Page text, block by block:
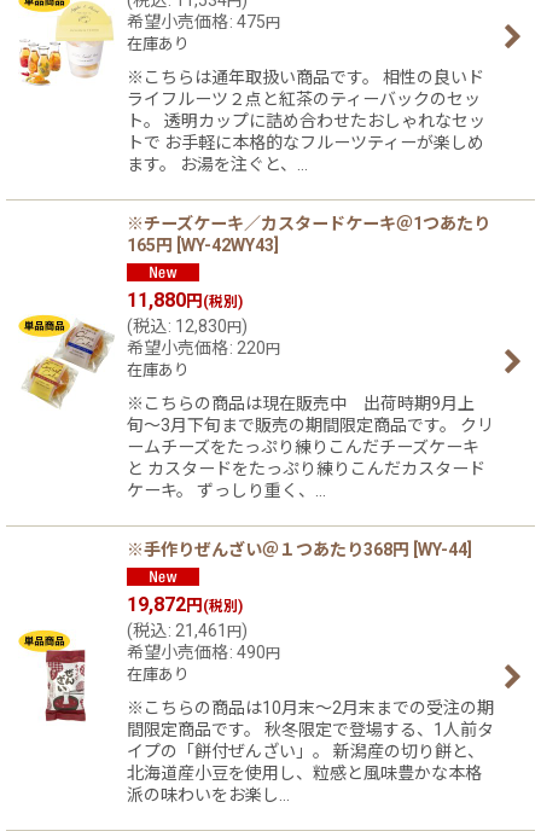
希望小売価格: 475 円
在庫あり
※こちらは通年取扱い商品です。 相性の良いド
ライフルーツ２点と紅茶のティーバックのセッ
ト。 透明カップに詰め合わせたおしゃれなセッ
トで お手軽に本格的なフルーツティーが楽しめ
ます。 お湯を注ぐと、…
※チーズケーキ／カスタードケーキ＠1つあたり
165円 WY-42WY43
11,880円 (税別)
(税込: 12,830円)
希望小売価格: 220円
在庫あり
※こちらの商品は現在販売中 出荷時期9月上
旬〜3月下旬まで販売の期間限定商品です。 クリ
ームチーズをたっぷり練りこんだチーズケーキ
と カスタードをたっぷり練りこんだカスタード
ケーキ。 ずっしり重く、…
※手作りぜんざい＠１つあたり368円 WY-44
19,872円 (税別)
(税込: 21,461 円)
希望小売価格: 490円
在庫あり
※こちらの商品は10月末〜2月末までの受注の期
間限定商品です。 秋冬限定で登場する、1人前タ
イプの「餅付ぜんざい」。 新潟産の切り餅と、
北海道産小豆を使用し、粒感と風味豊かな本格
派の味わいをお楽し…